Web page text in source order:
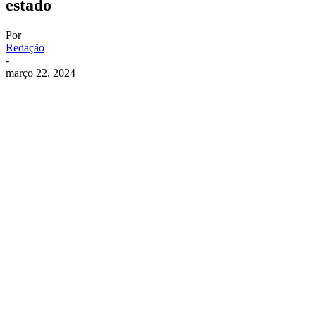
estado
Por
Redação
-
março 22, 2024